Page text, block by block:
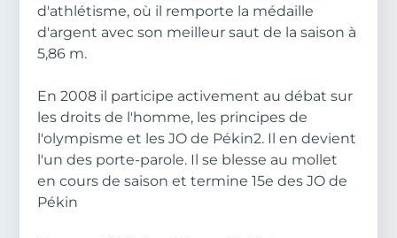
d'athlétisme, où il remporte la médaille
d'argent avec son meilleur saut de la saison à
5,86 m.
En 2008 il participe activement au débat sur
les droits de l'homme, les principes de
l'olympisme et les JO de Pékin2. Il en devient
l'un des porte-parole. Il se blesse au mollet
en cours de saison et termine 15e des JO de
Pékin